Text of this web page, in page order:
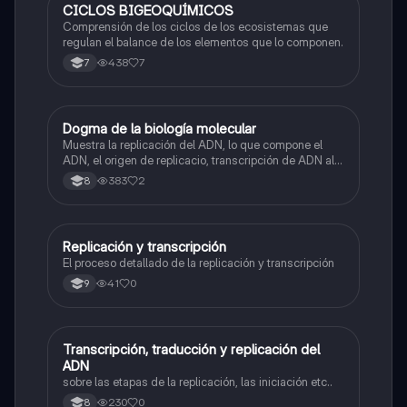
Biologia
CICLOS BIGEOQUÍMICOS
Comprensión de los ciclos de los ecosistemas que
regulan el balance de los elementos que lo componen.
7 438 7
Biologia
Dogma de la biología molecular
Muestra la replicación del ADN, lo que compone el
ADN, el origen de replicacio, transcripción de ADN al
ARN y traducción de ARN a proteína.
8 383 2
Biologia
Replicación y transcripción
El proceso detallado de la replicación y transcripción
9 41 0
Biologia
Transcripción, traducción y replicación del
ADN
sobre las etapas de la replicación, las iniciación etc..
8 230 0